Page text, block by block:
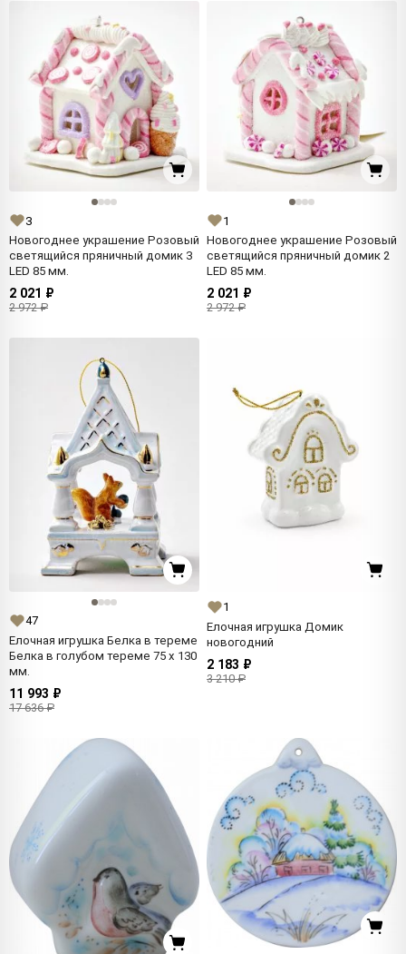
3
Новогоднее украшение Розовый
светящийся пряничный домик 3
LED 85 мм.
2 021 ₽
2 972 ₽
1
Новогоднее украшение Розовый
светящийся пряничный домик 2
LED 85 мм.
2 021 ₽
2 972 ₽
47
Елочная игрушка Белка в тереме
Белка в голубом тереме 75 x 130
мм.
11 993 ₽
17 636 ₽
1
Елочная игрушка Домик
новогодний
2 183 ₽
3 210 ₽